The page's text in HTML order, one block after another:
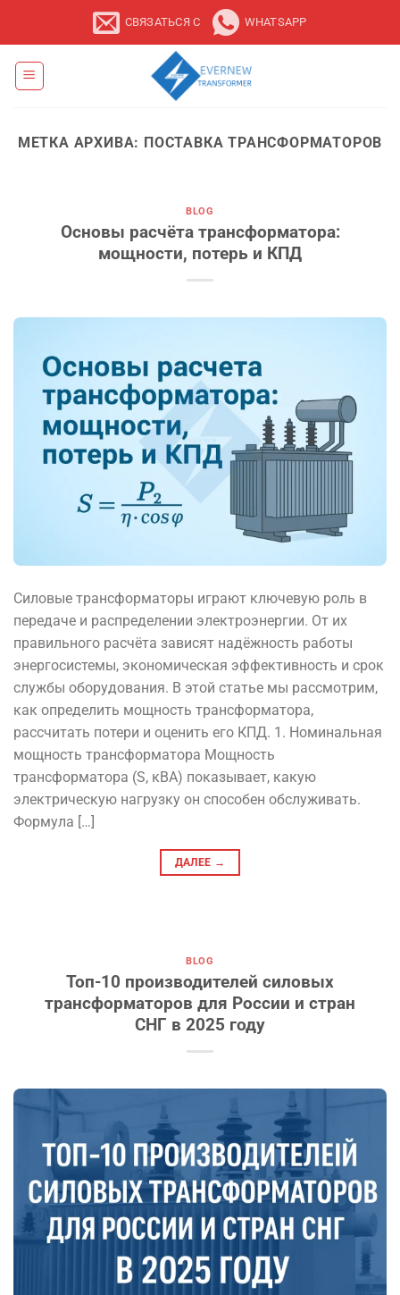
СВЯЗАТЬСЯ С WHATSAPP
МЕТКА АРХИВА: ПОСТАВКА ТРАНСФОРМАТОРОВ
BLOG
Основы расчёта трансформатора:
мощности, потерь и КПД
Силовые трансформаторы играют ключевую роль в
передаче и распределении электроэнергии. От их
правильного расчёта зависят надёжность работы
энергосистемы, экономическая эффективность и срок
службы оборудования. В этой статье мы рассмотрим,
как определить мощность трансформатора,
рассчитать потери и оценить его КПД. 1. Номинальная
мощность трансформатора Мощность
трансформатора (S, кВА) показывает, какую
электрическую нагрузку он способен обслуживать.
Формула […]
ДАЛЕЕ →
BLOG
Топ-10 производителей силовых
трансформаторов для России и стран
СНГ в 2025 году